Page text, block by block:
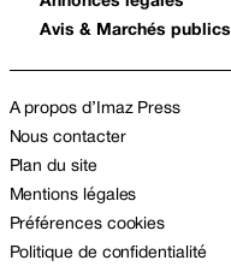
Avis & Marchés publics
A propos d’Imaz Press
Nous contacter
Plan du site
Mentions légales
Préférences cookies
Politique de confidentialité